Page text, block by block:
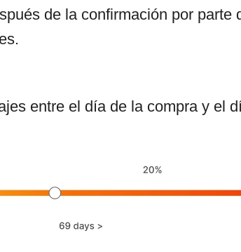
de la confirmación por parte
entre el día de la compra y el